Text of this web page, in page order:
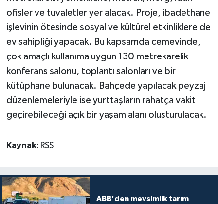
ofisler ve tuvaletler yer alacak. Proje, ibadethane
işlevinin ötesinde sosyal ve kültürel etkinliklere de
ev sahipliği yapacak. Bu kapsamda cemevinde,
çok amaçlı kullanıma uygun 130 metrekarelik
konferans salonu, toplantı salonları ve bir
kütüphane bulunacak. Bahçede yapılacak peyzaj
düzenlemeleriyle ise yurttaşların rahatça vakit
geçirebileceği açık bir yaşam alanı oluşturulacak.
Kaynak: RSS
ABB'den mevsimlik tarım